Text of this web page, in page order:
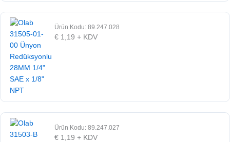
Ürün Kodu: 89.247.028
€ 1,19 + KDV
Ürün Kodu: 89.247.027
€ 1,19 + KDV